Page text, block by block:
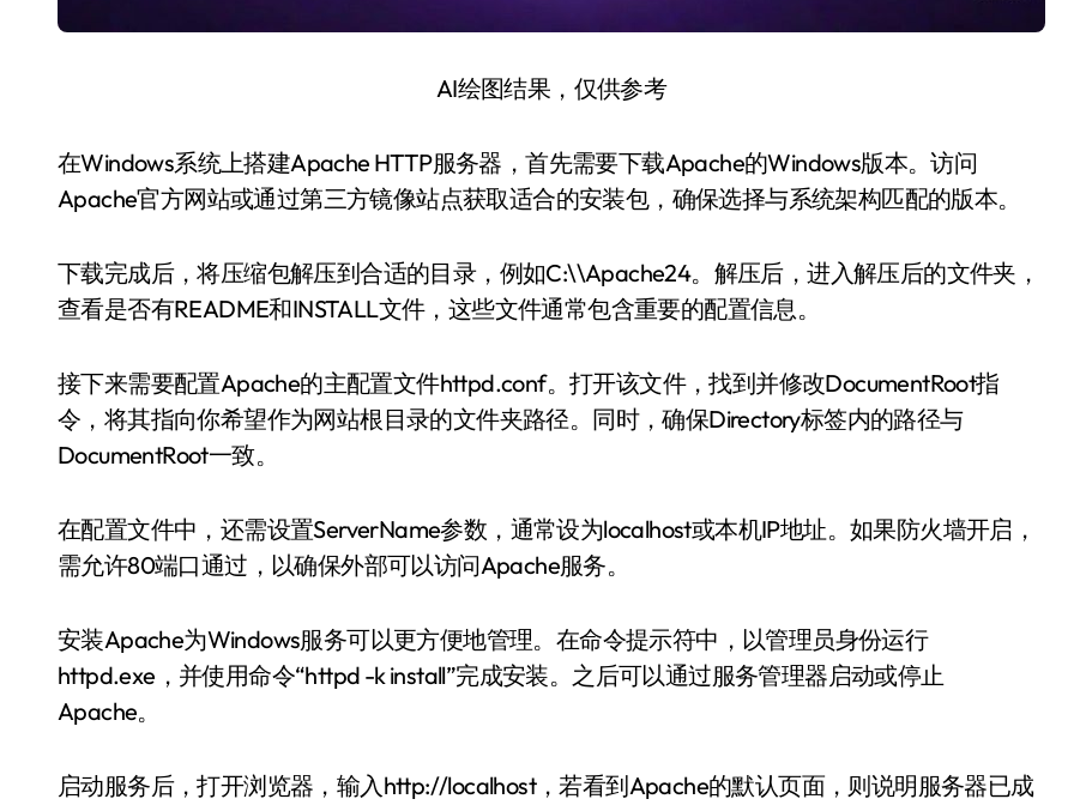
AI绘图结果，仅供参考
在Windows系统上搭建Apache HTTP服务器，首先需要下载Apache的Windows版本。访问
Apache官方网站或通过第三方镜像站点获取适合的安装包，确保选择与系统架构匹配的版本。
下载完成后，将压缩包解压到合适的目录，例如C:\\Apache24。解压后，进入解压后的文件夹，
查看是否有README和INSTALL文件，这些文件通常包含重要的配置信息。
接下来需要配置Apache的主配置文件httpd.conf。打开该文件，找到并修改DocumentRoot指
令，将其指向你希望作为网站根目录的文件夹路径。同时，确保Directory标签内的路径与
DocumentRoot一致。
在配置文件中，还需设置ServerName参数，通常设为localhost或本机IP地址。如果防火墙开启，
需允许80端口通过，以确保外部可以访问Apache服务。
安装Apache为Windows服务可以更方便地管理。在命令提示符中，以管理员身份运行
httpd.exe，并使用命令“httpd -k install”完成安装。之后可以通过服务管理器启动或停止
Apache。
启动服务后，打开浏览器，输入http://localhost，若看到Apache的默认页面，则说明服务器已成